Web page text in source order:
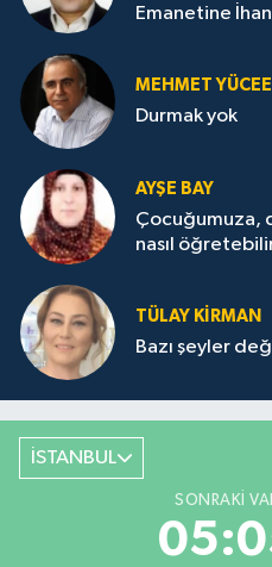
Emanetine
MEHMET
Durmak yok
AYŞE BAY
Çocuğumuza,
nasıl
TÜLAY KİRMAN
Bazı şeyler
İSTANBUL
SONRAKI